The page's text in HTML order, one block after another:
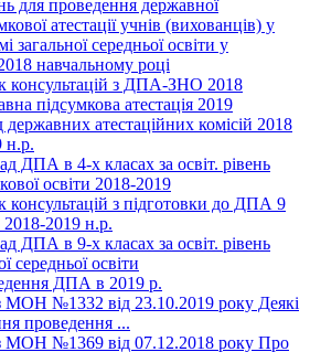
для проведення державної
атестації учнів (вихованців) у
загальної середньої освіти у
навчальному році
консультацій з ДПА-ЗНО 2018
підсумкова атестація 2019
державних атестаційних комісій 2018
н.р.
ДПА в 4-х класах за освіт. рівень
освіти 2018-2019
консультацій з підготовки до ДПА 9
2018-2019 н.р.
ДПА в 9-х класах за освіт. рівень
середньої освіти
ДПА в 2019 р.
МОН №1332 від 23.10.2019 року Деякі
проведення ...
МОН №1369 від 07.12.2018 року Про